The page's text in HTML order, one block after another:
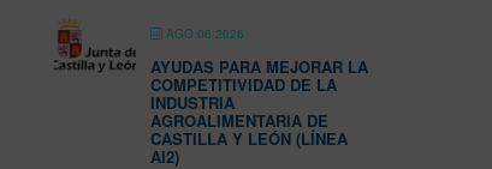
AGO 06 2026
AYUDAS PARA MEJORAR LA
COMPETITIVIDAD DE LA
INDUSTRIA
AGROALIMENTARIA DE
CASTILLA Y LEÓN (LÍNEA
AI2)